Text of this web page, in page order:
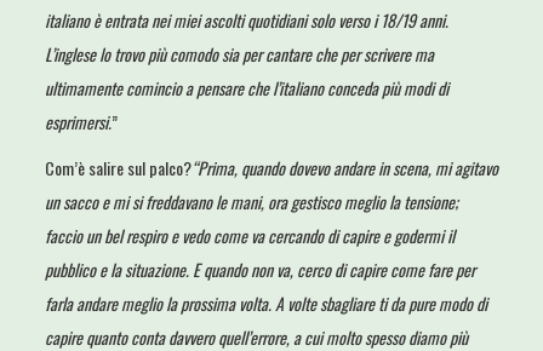
italiano è entrata nei miei ascolti quotidiani solo verso i 18/19 anni.
L’inglese lo trovo più comodo sia per cantare che per scrivere ma
ultimamente comincio a pensare che l’italiano conceda più modi di
esprimersi.”
Com’è salire sul palco?“Prima, quando dovevo andare in scena, mi agitavo
un sacco e mi si freddavano le mani, ora gestisco meglio la tensione;
faccio un bel respiro e vedo come va cercando di capire e godermi il
pubblico e la situazione. E quando non va, cerco di capire come fare per
farla andare meglio la prossima volta. A volte sbagliare ti da pure modo di
capire quanto conta davvero quell’errore, a cui molto spesso diamo più